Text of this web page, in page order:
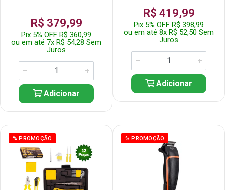
R$ 379,99
Pix 5% OFF R$ 360,99
ou em até 7x R$ 54,28 Sem
Juros
Adicionar
R$ 419,99
Pix 5% OFF R$ 398,99
ou em até 8x R$ 52,50 Sem
Juros
Adicionar
% PROMOÇÃO % PROMOÇÃO